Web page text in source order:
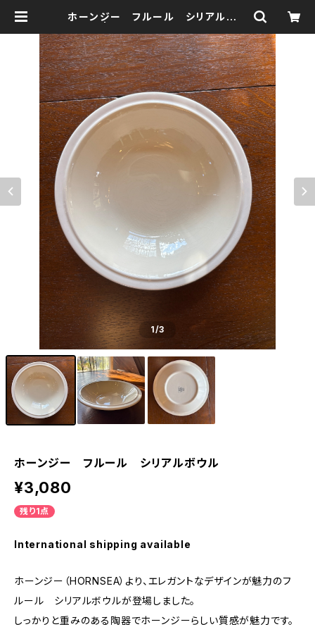
ホーンジー フルール シリアルボウ
1/3
ホーンジー フルール シリアルボウル
¥3,080
残り1点
International shipping available
ホーンジー（HORNSEA）より、エレガントなデザインが魅力のフ
ルール シリアルボウルが登場しました。
しっかりと重みのある陶器でホーンジーらしい質感が魅力です。